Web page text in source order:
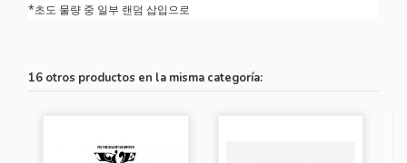
*초도 물량 중 일부 랜덤 삽입으로
16 otros productos en la misma categoría: